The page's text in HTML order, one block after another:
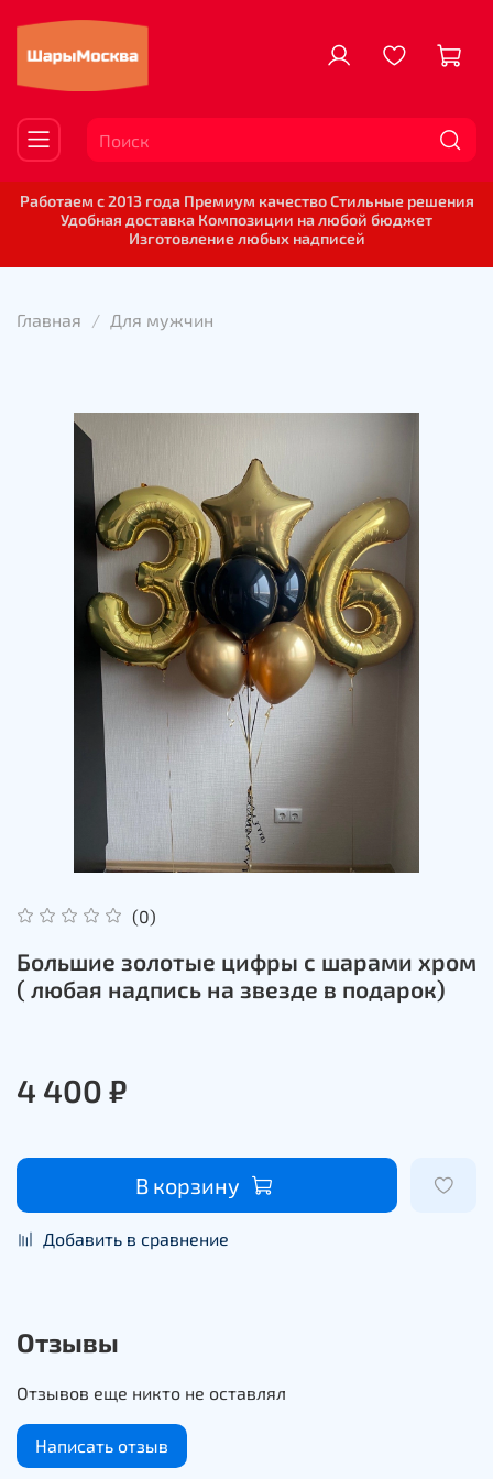
Работаем с 2013 года Премиум качество Стильные решения
Удобная доставка Композиции на любой бюджет
Изготовление любых надписей
Главная Для мужчин
(0)
Большие золотые цифры с шарами хром
( любая надпись на звезде в подарок)
4 400 ₽
В корзину
Добавить в сравнение
Отзывы
Отзывов еще никто не оставлял
Написать отзыв